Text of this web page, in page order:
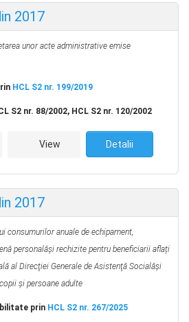
2017
unor acte administrative emise
HCL S2 nr. 199/2019
S2 nr. 88/2002, HCL S2 nr. 120/2002
View Detalii
2017
consumurilor anuale de echipament,
personalăși rechizite pentru beneficiarii aflați
al Direcţiei Generale de Asistenţă Socialăşi
și persoane adulte
prin HCL S2 nr. 267/2025